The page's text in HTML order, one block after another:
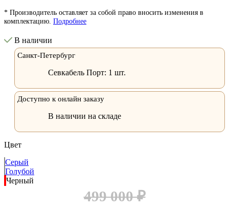
* Производитель оставляет за собой право вносить изменения в
комплектацию. Подробнее
В наличии
Санкт-Петербург
Севкабель Порт: 1 шт.
Доступно к онлайн заказу
В наличии на складе
Цвет
Серый
Голубой
Черный
499 000 ₽